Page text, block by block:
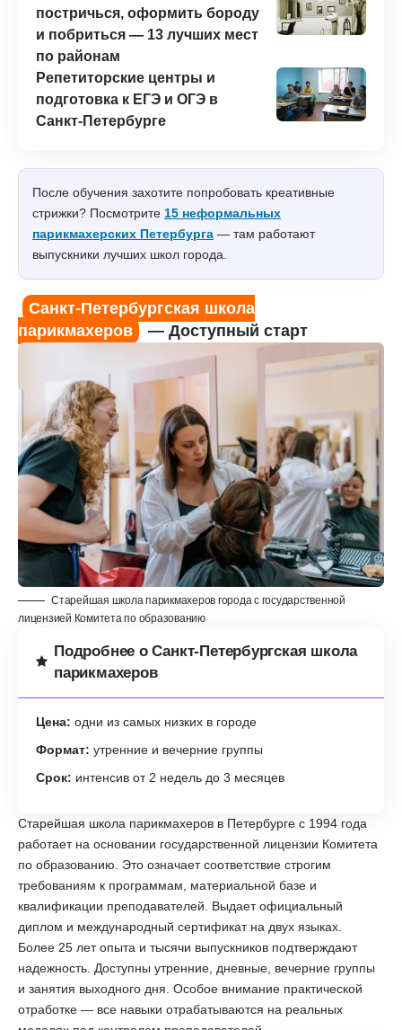
постричься, оформить бороду
и побриться — 13 лучших мест
по районам
Репетиторские центры и
подготовка к ЕГЭ и ОГЭ в
Санкт-Петербурге
После обучения захотите попробовать креативные
стрижки? Посмотрите 15 неформальных
парикмахерских Петербурга — там работают
выпускники лучших школ города.
Санкт-Петербургская школа
парикмахеров
— Доступный старт
Старейшая школа парикмахеров города с государственной
лицензией Комитета по образованию
Подробнее о Санкт-Петербургская школа
парикмахеров
Цена: одни из самых низких в городе
Формат: утренние и вечерние группы
Срок: интенсив от 2 недель до 3 месяцев
Старейшая школа парикмахеров в Петербурге с 1994 года
работает на основании государственной лицензии Комитета
по образованию. Это означает соответствие строгим
требованиям к программам, материальной базе и
квалификации преподавателей. Выдает официальный
диплом и международный сертификат на двух языках.
Более 25 лет опыта и тысячи выпускников подтверждают
надежность. Доступны утренние, дневные, вечерние группы
и занятия выходного дня. Особое внимание практической
отработке — все навыки отрабатываются на реальных